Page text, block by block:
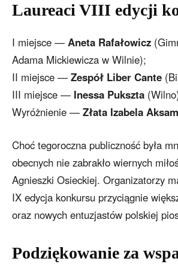
Laureaci VIII edycji
I miejsce — Aneta Rafałowicz
Adama Mickiewicza w Wilnie);
II miejsce — Zespół Liber Cante
III miejsce — Inessa Pukszta
Wyróżnienie — Złata Izabela
Choć tegoroczna publiczność była
obecnych nie zabrakło wiernych
Agnieszki Osieckiej. Organizatorzy
IX edycja konkursu przyciągnie
oraz nowych entuzjastów polskiej
Podziękowanie za